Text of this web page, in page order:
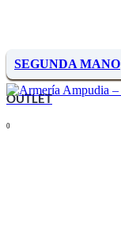
SEGUNDA MANO
OUTLET
0